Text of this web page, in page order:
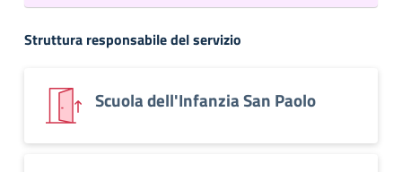
Struttura responsabile del servizio
Scuola dell'Infanzia San Paolo